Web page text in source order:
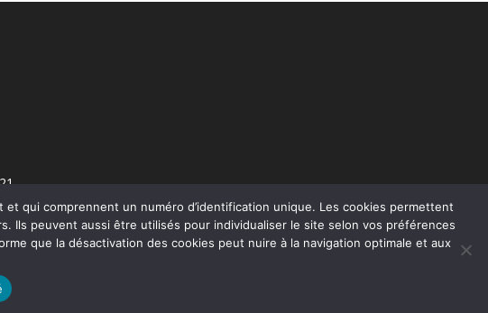
qui comprennent un numéro d’identification unique. Les cookies permettent
Ils peuvent aussi être utilisés pour individualiser le site selon vos préférences
que la désactivation des cookies peut nuire à la navigation optimale et aux